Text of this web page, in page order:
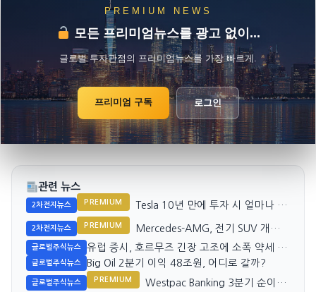
PREMIUM NEWS
모든 프리미엄뉴스를 광고 없이...
글로벌 투자관점의 프리미엄뉴스를 가장 빠르게.
프리미엄 구독 로그인
관련 뉴스
2차전지뉴스 PREMIUM
Tesla 10년 만에 투자 시 얼마나 벌
2차전지뉴스 PREMIUM
Mercedes-AMG, 전기 SUV 개발
비밀 공개
글로벌주식뉴스
유럽 증시, 호르무즈 긴장 고조에 소폭 약세 예
상
글로벌주식뉴스 Big Oil 2분기 이익 48조원, 어디로 갈까?
글로벌주식뉴스 PREMIUM
Westpac Banking 3분기 순이익